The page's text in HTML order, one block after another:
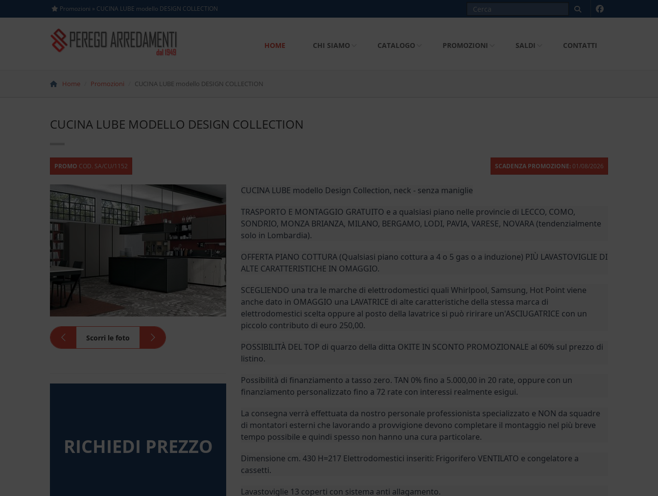
Promozioni » CUCINA LUBE modello DESIGN COLLECTION
HOME CHI SIAMO CATALOGO PROMOZIONI SALDI CONTATTI
Home Promozioni CUCINA LUBE modello DESIGN COLLECTION
CUCINA LUBE MODELLO DESIGN COLLECTION
PROMO COD. SA/CU/1152
RICHIEDI PREZZO
SCADENZA PROMOZIONE: 01/08/2026
CUCINA LUBE modello Design Collection, neck - senza maniglie
TRASPORTO E MONTAGGIO GRATUITO e a qualsiasi piano nelle provincie di LECCO, COMO,
SONDRIO, MONZA BRIANZA, MILANO, BERGAMO, LODI, PAVIA, VARESE, NOVARA (tendenzialmente
solo in Lombardia).
OFFERTA PIANO COTTURA (Qualsiasi piano cottura a 4 o 5 gas o a induzione) PIÙ LAVASTOVIGLIE DI
ALTE CARATTERISTICHE IN OMAGGIO.
SCEGLIENDO una tra le marche di elettrodomestici quali Whirlpool, Samsung, Hot Point viene
anche dato in OMAGGIO una LAVATRICE di alte caratteristiche della stessa marca di
elettrodomestici scelta oppure al posto della lavatrice si può ririrare un'ASCIUGATRICE con un
piccolo contributo di euro 250,00.
POSSIBILITÀ DEL TOP di quarzo della ditta OKITE IN SCONTO PROMOZIONALE al 60% sul prezzo di
listino.
Possibilità di finanziamento a tasso zero. TAN 0% fino a 5.000,00 in 20 rate, oppure con un
finanziamento personalizzato fino a 72 rate con interessi realmente esigui.
La consegna verrà effettuata da nostro personale professionista specializzato e NON da squadre
di montatori esterni che lavorando a provvigione devono completare il montaggio nel più breve
tempo possibile e quindi spesso non hanno una cura particolare.
Dimensione cm. 430 H=217 Elettrodomestici inseriti: Frigorifero VENTILATO e congelatore a
cassetti.
Lavastoviglie 13 coperti con sistema anti allagamento.